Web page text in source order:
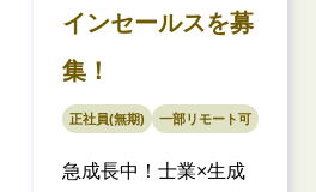
インセールスを募
集！
正社員(無期) 一部リモート可
急成長中！士業×生成